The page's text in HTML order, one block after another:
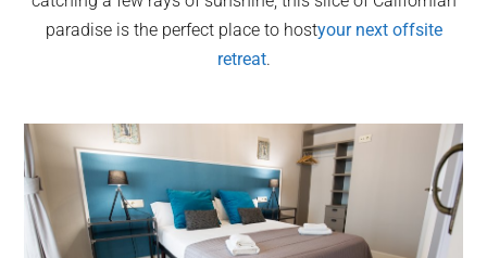
paradise is the perfect place to hostyour next offsite
retreat.